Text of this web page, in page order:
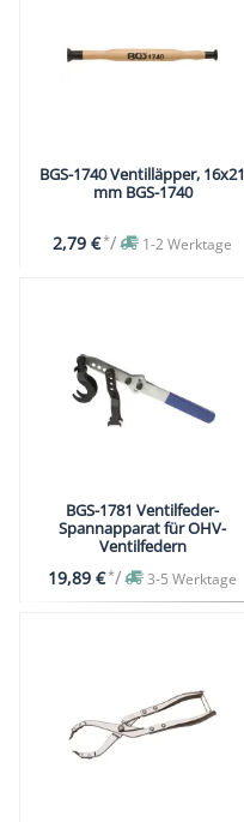
BGS-1740 Ventilläpper, 16x21
mm BGS-1740
2,79 €*/ 1-2 Werktage
BGS-1781 Ventilfeder-
Spannapparat für OHV-
Ventilfedern
19,89 €*/ 3-5 Werktage